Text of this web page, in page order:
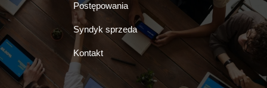
Postępowania
Syndyk sprzeda
Kontakt